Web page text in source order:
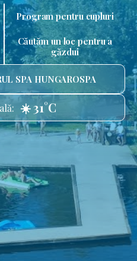
Program pentru cupluri
Căutăm un loc pentru a
găzdui
SPA HUNGAROSPA
☀️ 31°C